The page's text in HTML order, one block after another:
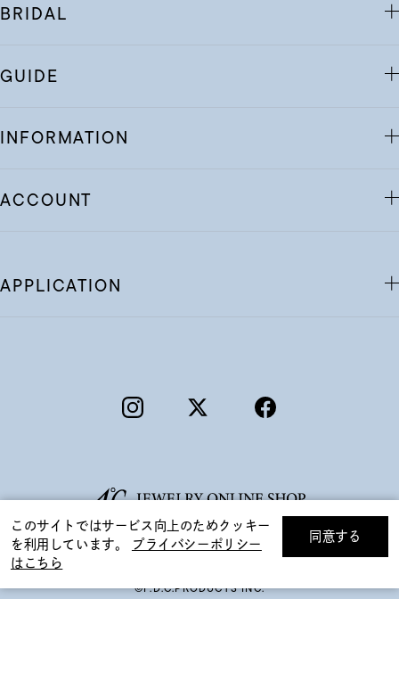
絞り込んで検索する
BRIDAL
GUIDE
INFORMATION
ACCOUNT
APPLICATION
©F.D.C.PRODUCTS INC.
このサイトではサービス向上のためクッキー
を利用しています。
プライバシーポリシー
はこちら
同意する